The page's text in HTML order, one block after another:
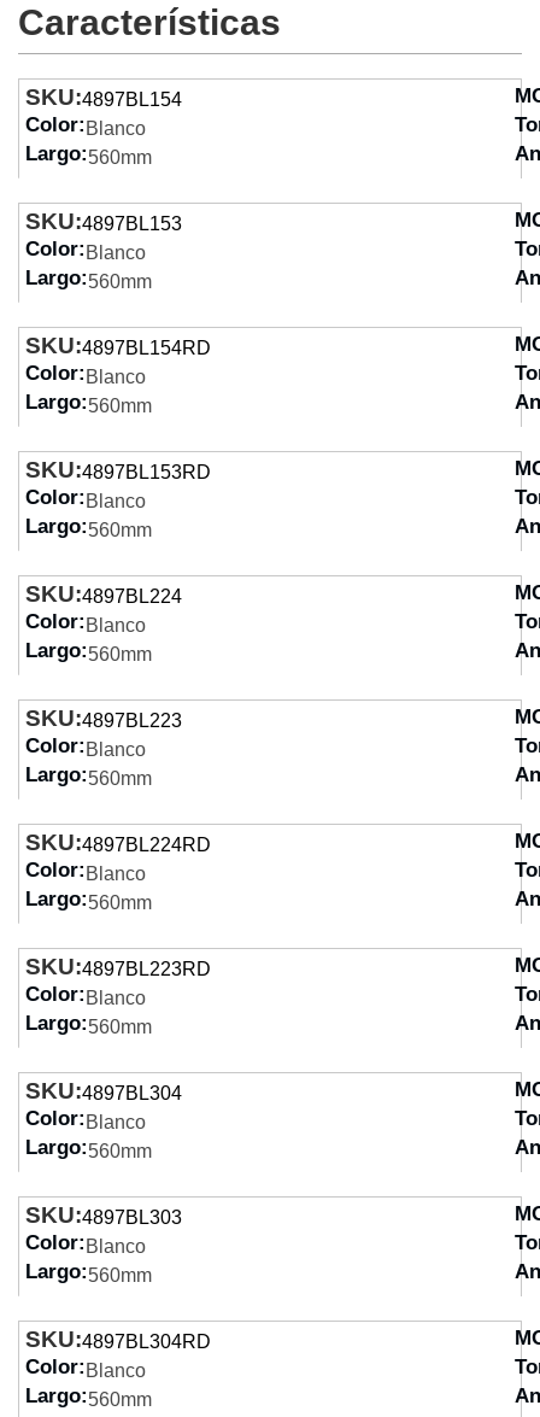
Características
SKU:4897BL154
Color: Blanco
Largo:560mm
SKU:4897BL153
Color: Blanco
Largo:560mm
SKU:4897BL154RD
Color: Blanco
Largo:560mm
SKU:4897BL153RD
Color: Blanco
Largo:560mm
SKU:4897BL224
Color: Blanco
Largo:560mm
SKU:4897BL223
Color: Blanco
Largo:560mm
SKU:4897BL224RD
Color: Blanco
Largo:560mm
SKU:4897BL223RD
Color: Blanco
Largo:560mm
SKU:4897BL304
Color: Blanco
Largo:560mm
SKU:4897BL303
Color: Blanco
Largo:560mm
SKU:4897BL304RD
Color: Blanco
Largo:560mm